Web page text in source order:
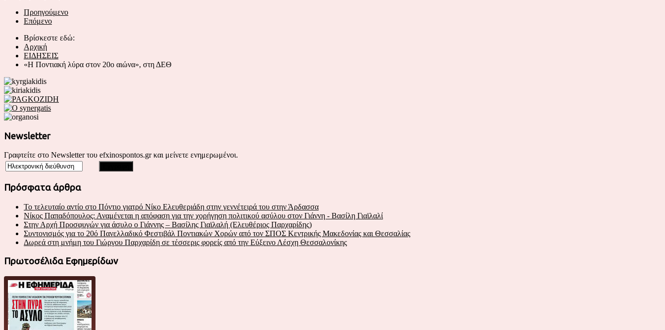
Προηγούμενο
Επόμενο
Βρίσκεστε εδώ:
Αρχική
ΕΙΔΗΣΕΙΣ
«Η Ποντιακή λύρα στον 20ο αιώνα», στη ΔΕΘ
Newsletter
Γραφτείτε στο Newsletter του efxinospontos.gr και μείνετε ενημερωμένοι.
Πρόσφατα άρθρα
Το τελευταίο αντίο στο Πόντιο γιατρό Νίκο Ελευθεριάδη στην γεννέτειρά του στην Άρδασσα
Νίκος Παπαδόπουλος: Αναμένεται η απόφαση για την χορήγηση πολιτικού ασύλου στον Γιάννη - Βασίλη Γιαϊλαλί
Στην Αρχή Προσφυγών για άσυλο ο Γιάννης – Βασίλης Γιαϊλαλή (Ελευθέριος Παρχαρίδης)
Συντονισμός για το 20ό Πανελλαδικό Φεστιβάλ Ποντιακών Χορών από τον ΣΠΟΣ Κεντρικής Μακεδονίας και Θεσσαλίας
Δωρεά στη μνήμη του Γιώργου Παρχαρίδη σε τέσσερις φορείς από την Εύξεινο Λέσχη Θεσσαλονίκης
Πρωτοσέλιδα Εφημερίδων